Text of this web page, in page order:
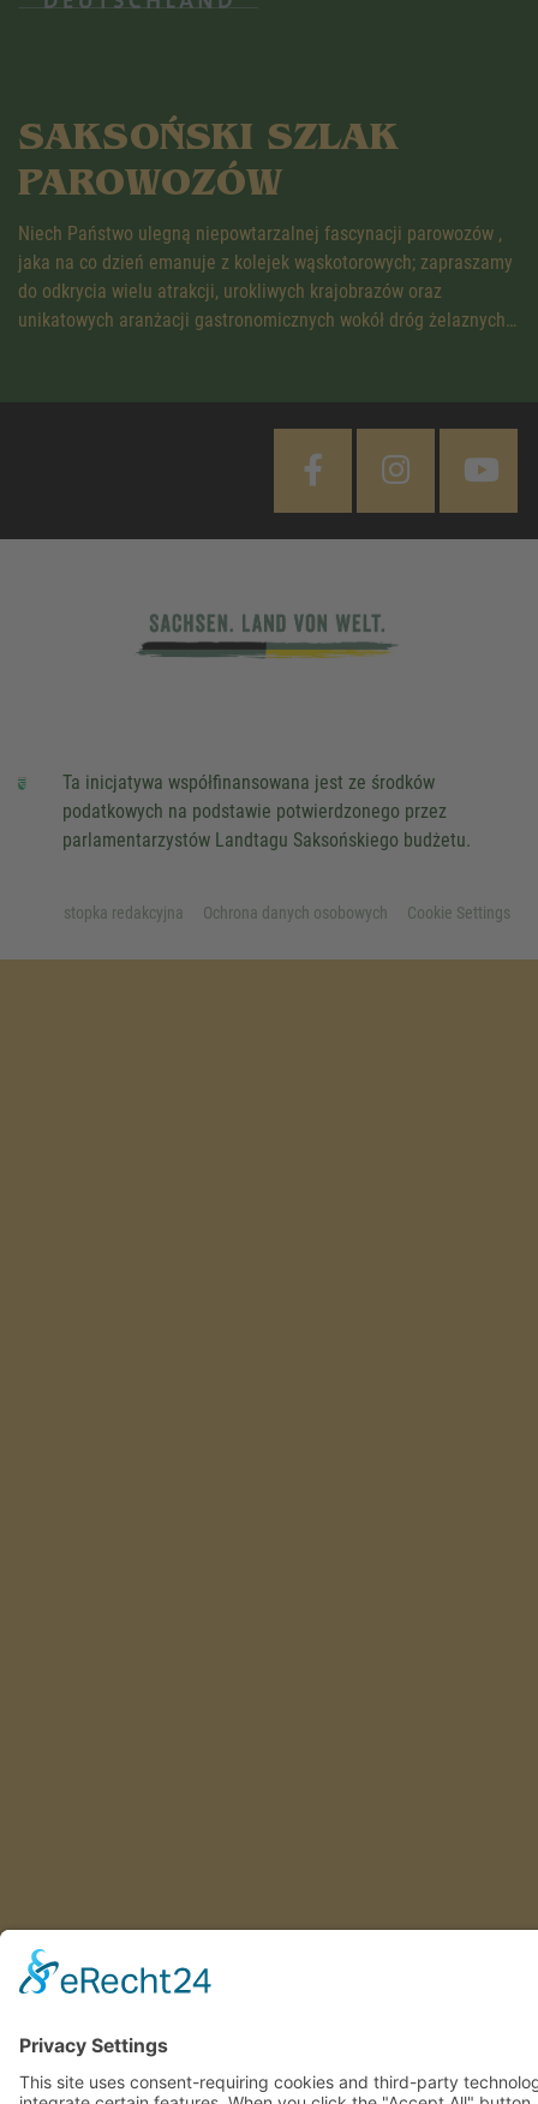
SAKSOŃSKI SZLAK
PAROWOZÓW
Niech Państwo ulegną niepowtarzalnej fascynacji parowozów ,
jaka na co dzień emanuje z kolejek wąskotorowych; zapraszamy
do odkrycia wielu atrakcji, urokliwych krajobrazów oraz
unikatowych aranżacji gastronomicznych wokół dróg żelaznych…
Ta inicjatywa współfinansowana jest ze środków
podatkowych na podstawie potwierdzonego przez
parlamentarzystów Landtagu Saksońskiego budżetu.
stopka redakcyjna Ochrona danych osobowych Cookie Settings